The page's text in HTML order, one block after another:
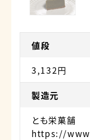
値段
3,132円
製造元
とも栄菓舗
https://